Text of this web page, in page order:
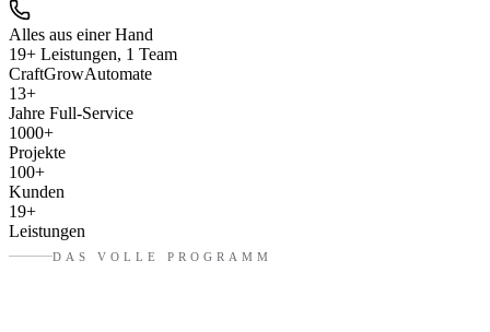
Alles aus einer Hand
19+ Leistungen, 1 Team
CraftGrowAutomate
13+
Jahre Full-Service
1000+
Projekte
100+
Kunden
19+
Leistungen
DAS VOLLE PROGRAMM